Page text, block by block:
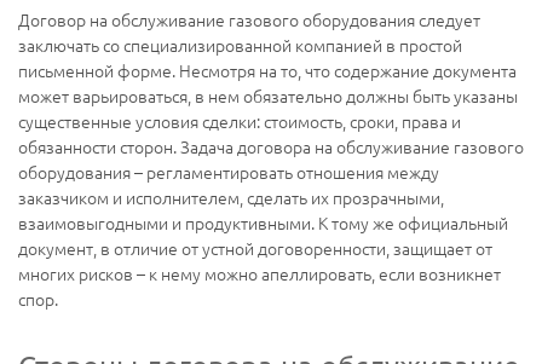
Договор на обслуживание газового оборудования следует
заключать со специализированной компанией в простой
письменной форме. Несмотря на то, что содержание документа
может варьироваться, в нем обязательно должны быть указаны
существенные условия сделки: стоимость, сроки, права и
обязанности сторон. Задача договора на обслуживание газового
оборудования – регламентировать отношения между
заказчиком и исполнителем, сделать их прозрачными,
взаимовыгодными и продуктивными. К тому же официальный
документ, в отличие от устной договоренности, защищает от
многих рисков – к нему можно апеллировать, если возникнет
спор.